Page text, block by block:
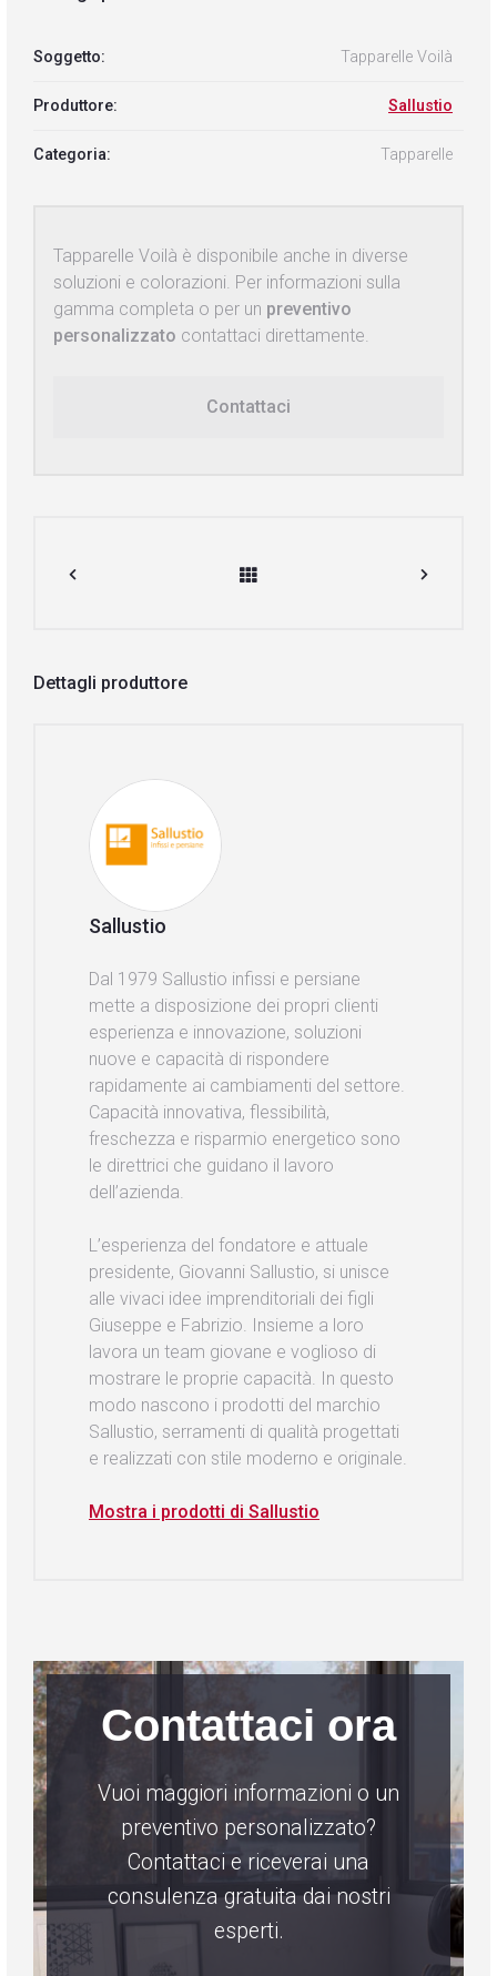
Soggetto: Tapparelle Voilà
Produttore: Sallustio
Categoria: Tapparelle
Tapparelle Voilà è disponibile anche in diverse
soluzioni e colorazioni. Per informazioni sulla
gamma completa o per un preventivo
personalizzato contattaci direttamente.
Contattaci
Dettagli produttore
Sallustio
Dal 1979 Sallustio infissi e persiane
mette a disposizione dei propri clienti
esperienza e innovazione, soluzioni
nuove e capacità di rispondere
rapidamente ai cambiamenti del settore.
Capacità innovativa, flessibilità,
freschezza e risparmio energetico sono
le direttrici che guidano il lavoro
dell’azienda.
L’esperienza del fondatore e attuale
presidente, Giovanni Sallustio, si unisce
alle vivaci idee imprenditoriali dei figli
Giuseppe e Fabrizio. Insieme a loro
lavora un team giovane e voglioso di
mostrare le proprie capacità. In questo
modo nascono i prodotti del marchio
Sallustio, serramenti di qualità progettati
e realizzati con stile moderno e originale.
Mostra i prodotti di Sallustio
Contattaci ora
Vuoi maggiori informazioni o un
preventivo personalizzato?
Contattaci e riceverai una
consulenza gratuita dai nostri
esperti.